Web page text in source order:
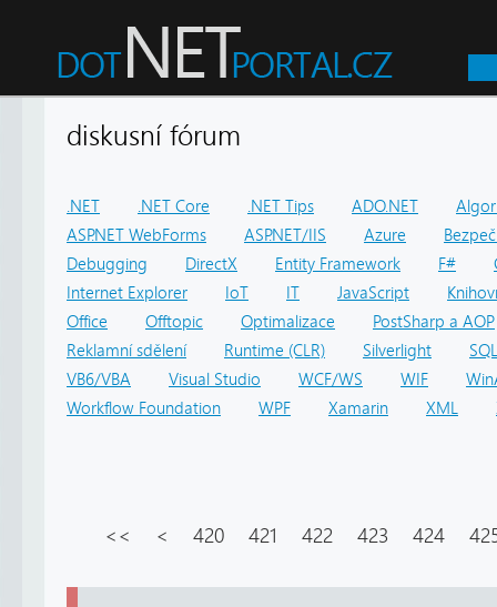
diskusní fórum
.NET .NET Core .NET Tips ADO.NET
ASP.NET WebForms
ASP.NET/IIS Azure
Debugging
DirectX Entity Framework F#
Internet Explorer
IoT IT JavaScript
Office
Offtopic Optimalizace
PostSharp a AOP
Reklamní sdělení
Runtime (CLR) Silverlight
SQL
VB6/VBA
Visual Studio WCF/WS WIF
Workflow Foundation
WPF Xamarin XML
<< < 420 421 422 423 424